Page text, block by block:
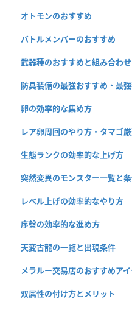
オトモンのおすすめ
バトルメンバーのおすすめ
武器種のおすすめと組み合わせ
防具装備の最強おすすめ・最
卵の効率的な集め方
レア卵周回のやり方・タマゴ
生態ランクの効率的な上げ方
突然変異のモンスター一覧と
レベル上げの効率的なやり方
序盤の効率的な進め方
天変古龍の一覧と出現条件
メラルー交易店のおすすめア
双属性の付け方とメリット